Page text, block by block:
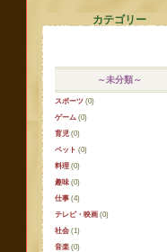
カテゴリー
～未分類～
スポーツ (0)
ゲーム (0)
育児 (0)
ペット (0)
料理 (0)
趣味 (0)
仕事 (4)
テレビ・映画 (0)
社会 (1)
音楽 (0)